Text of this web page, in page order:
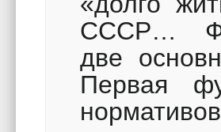
СССР…
две
Первая